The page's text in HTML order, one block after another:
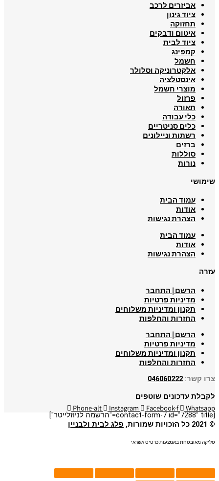
אביזרים לרכב
ציוד גינון
תחזוקה
איטום ודבקים
ציוד לבית
קמפינג
חשמל
אלקטרוניקה וסלולר
אינסטלציה
מוצרי חשמל
פרזול
תאורה
כלי עבודה
כלים סניטריים
רשתות וניילונים
ברזים
סוללות
נורות
שימושי
עמוד הבית
אודות
הצהרת נגישות
עמוד הבית
אודות
הצהרת נגישות
עזרה
הרשם | התחבר
מדיניות פרטיות
תקנון ומדיניות משלוחים
החזרות והחלפות
הרשם | התחבר
מדיניות פרטיות
תקנון ומדיניות משלוחים
החזרות והחלפות
צרו קשר: 046060222
לקבלת עדכונים שוטפים
[contact-form-7 id="7288" title="הרשמה לניוזלייטר"]
Phone-alt Instagram Facebook-f Whatsapp
© 2021 כל הזכויות שמורות, פלג לבית ולבניין
סליקה מאובטחת באמצעות כרטיס אשראי